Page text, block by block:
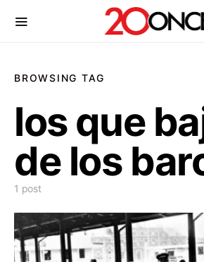
BROWSING TAG
los que
de los
1 post